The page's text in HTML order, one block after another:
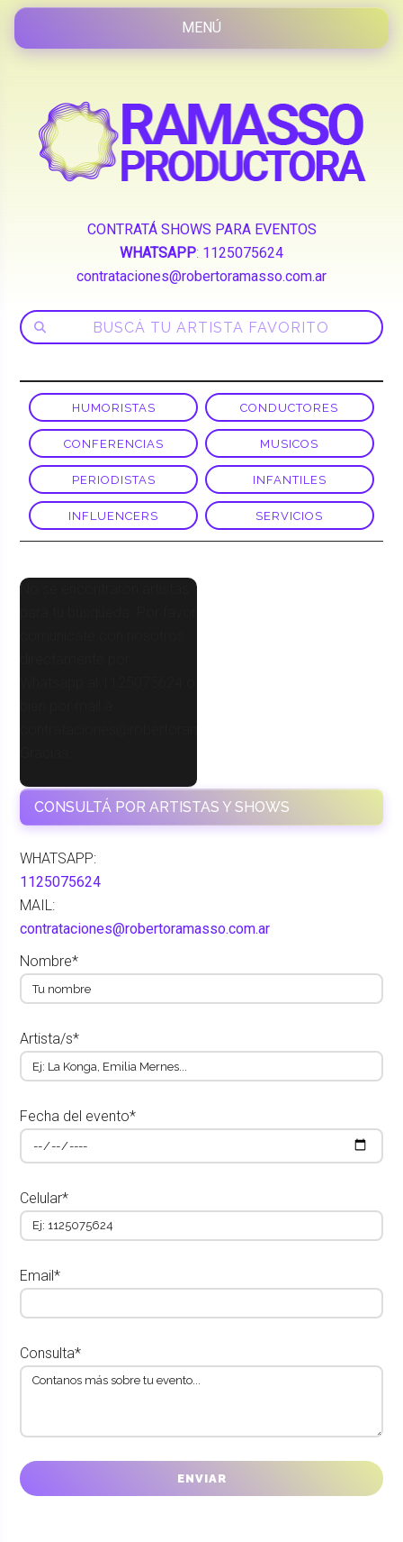
CONTRATÁ SHOWS PARA EVENTOS
WHATSAPP: 1125075624
contrataciones@robertoramasso.com.ar
HUMORISTAS CONDUCTORES
CONFERENCIAS MUSICOS
PERIODISTAS INFANTILES
INFLUENCERS SERVICIOS
No se encontraron artistas
CONSULTÁ POR ARTISTAS Y SHOWS
WHATSAPP:
1125075624
MAIL:
contrataciones@robertoramasso.com.ar
Nombre*
Artista/s*
Fecha del evento*
Celular*
Email*
Consulta*